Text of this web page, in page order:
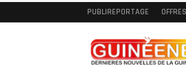
PUBLIREPORTAGE